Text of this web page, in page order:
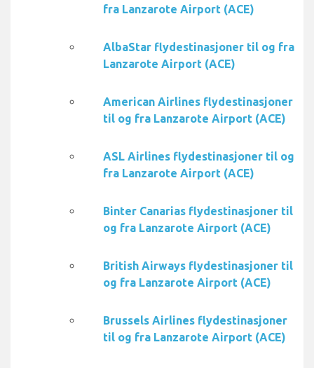
fra Lanzarote Airport (ACE)
AlbaStar flydestinasjoner til og fra
Lanzarote Airport (ACE)
American Airlines flydestinasjoner
til og fra Lanzarote Airport (ACE)
ASL Airlines flydestinasjoner til og
fra Lanzarote Airport (ACE)
Binter Canarias flydestinasjoner til
og fra Lanzarote Airport (ACE)
British Airways flydestinasjoner til
og fra Lanzarote Airport (ACE)
Brussels Airlines flydestinasjoner
til og fra Lanzarote Airport (ACE)